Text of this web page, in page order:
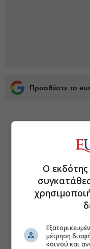
Προσθέστε το
Ο εκδότης
μέτρηση
κοινού και